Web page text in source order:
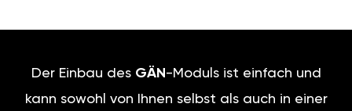
Der Einbau des GÄN -Moduls ist einfach und
kann sowohl von Ihnen selbst als auch in einer